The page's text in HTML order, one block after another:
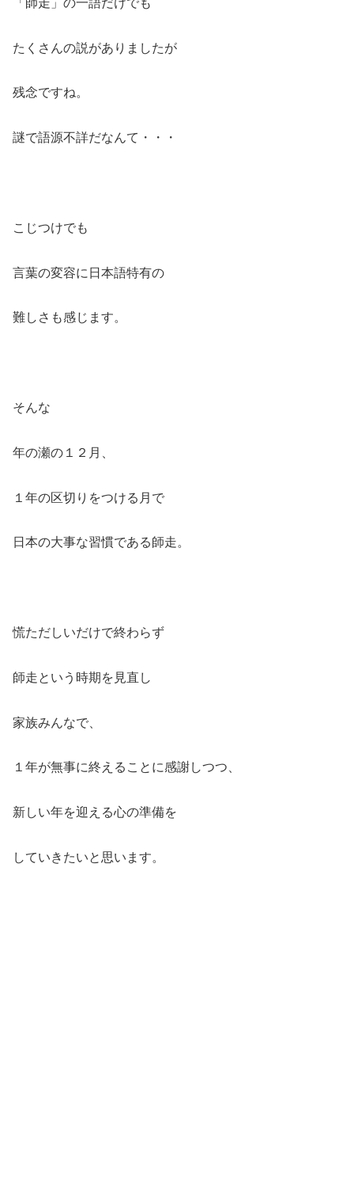
たくさんの説がありましたが
残念ですね。
謎で語源不詳だなんて・・・
こじつけでも
言葉の変容に日本語特有の
難しさも感じます。
そんな
年の瀬の１２月、
１年の区切りをつける月で
日本の大事な習慣である師走。
慌ただしいだけで終わらず
師走という時期を見直し
家族みんなで、
１年が無事に終えることに感謝しつつ、
新しい年を迎える心の準備を
していきたいと思います。